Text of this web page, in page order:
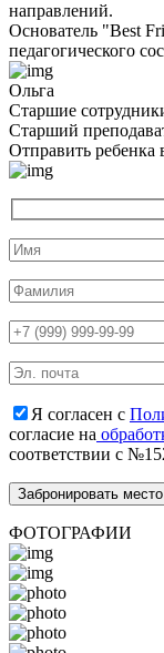
направлений.
Основатель "Best
педагогического
Ольга
Старшие
Cтарший
Отправить ребенка
Я согласен с
согласие на
соответствии с
ФОТОГРАФИИ